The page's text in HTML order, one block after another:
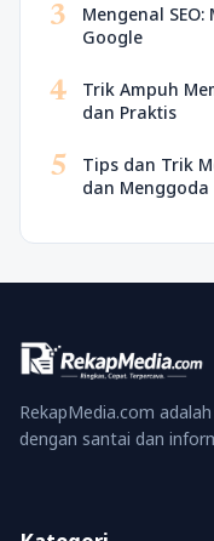
3
Mengenal
Google
4
Trik Ampuh
dan Praktis
5
Tips dan Trik
dan Menggoda
RekapMedia.com
dengan santai dan